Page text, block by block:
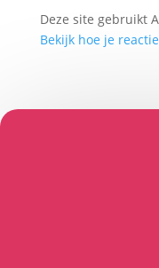
Deze site gebruikt
Bekijk hoe je